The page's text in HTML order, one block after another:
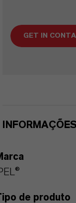
GET IN
de produto